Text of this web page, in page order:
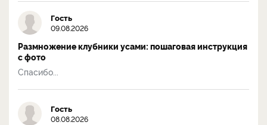
Гость
09.08.2026
Размножение клубники усами: пошаговая инструкция
с фото
Спасибо...
Гость
08.08.2026